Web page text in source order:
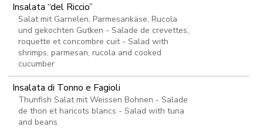
Insalata “del Riccio”
Salat mit Garnelen, Parmesankäse, Rucola
und gekochten Gutken - Salade de crevettes,
roquette et concombre cuit - Salad with
shrimps, parmesan, rucola and cooked
cucumber
Insalata di Tonno e Fagioli
Thunfish Salat mit Weissen Bohnen - Salade
de thon et haricots blancs - Salad with tuna
and beans